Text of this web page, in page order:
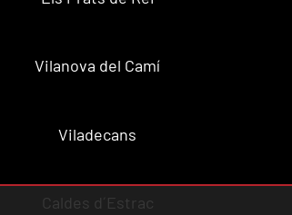
Vilanova del Camí
Viladecans
Caldes d´Estrac